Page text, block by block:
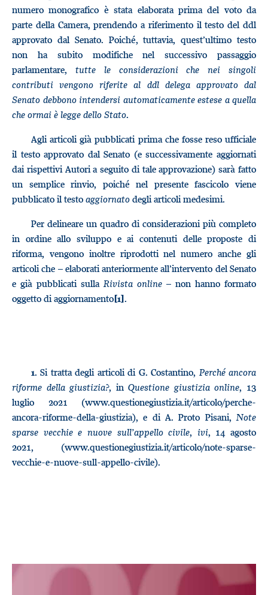
numero monografico è stata elaborata prima del voto da
parte della Camera, prendendo a riferimento il testo del ddl
approvato dal Senato. Poiché, tuttavia, quest’ultimo testo
non ha subito modifiche nel successivo passaggio
parlamentare, tutte le considerazioni che nei singoli
contributi vengono riferite al ddl delega approvato dal
Senato debbono intendersi automaticamente estese a quella
che ormai è legge dello Stato.
Agli articoli già pubblicati prima che fosse reso ufficiale
il testo approvato dal Senato (e successivamente aggiornati
dai rispettivi Autori a seguito di tale approvazione) sarà fatto
un semplice rinvio, poiché nel presente fascicolo viene
pubblicato il testo aggiornato degli articoli medesimi.
Per delineare un quadro di considerazioni più completo
in ordine allo sviluppo e ai contenuti delle proposte di
riforma, vengono inoltre riprodotti nel numero anche gli
articoli che – elaborati anteriormente all’intervento del Senato
e già pubblicati sullaRivista online – non hanno formato
oggetto di aggiornamento[1].
1. Si tratta degli articoli di G. Costantino, Perché ancora
riforme della giustizia?, inQuestione giustizia online, 13
luglio 2021 (www.questionegiustizia.it/articolo/perche-
ancora-riforme-della-giustizia), e di A. Proto Pisani,Note
sparse vecchie e nuove sull’appello civile, ivi, 14 agosto
2021, (www.questionegiustizia.it/articolo/note-sparse-
vecchie-e-nuove-sull-appello-civile).